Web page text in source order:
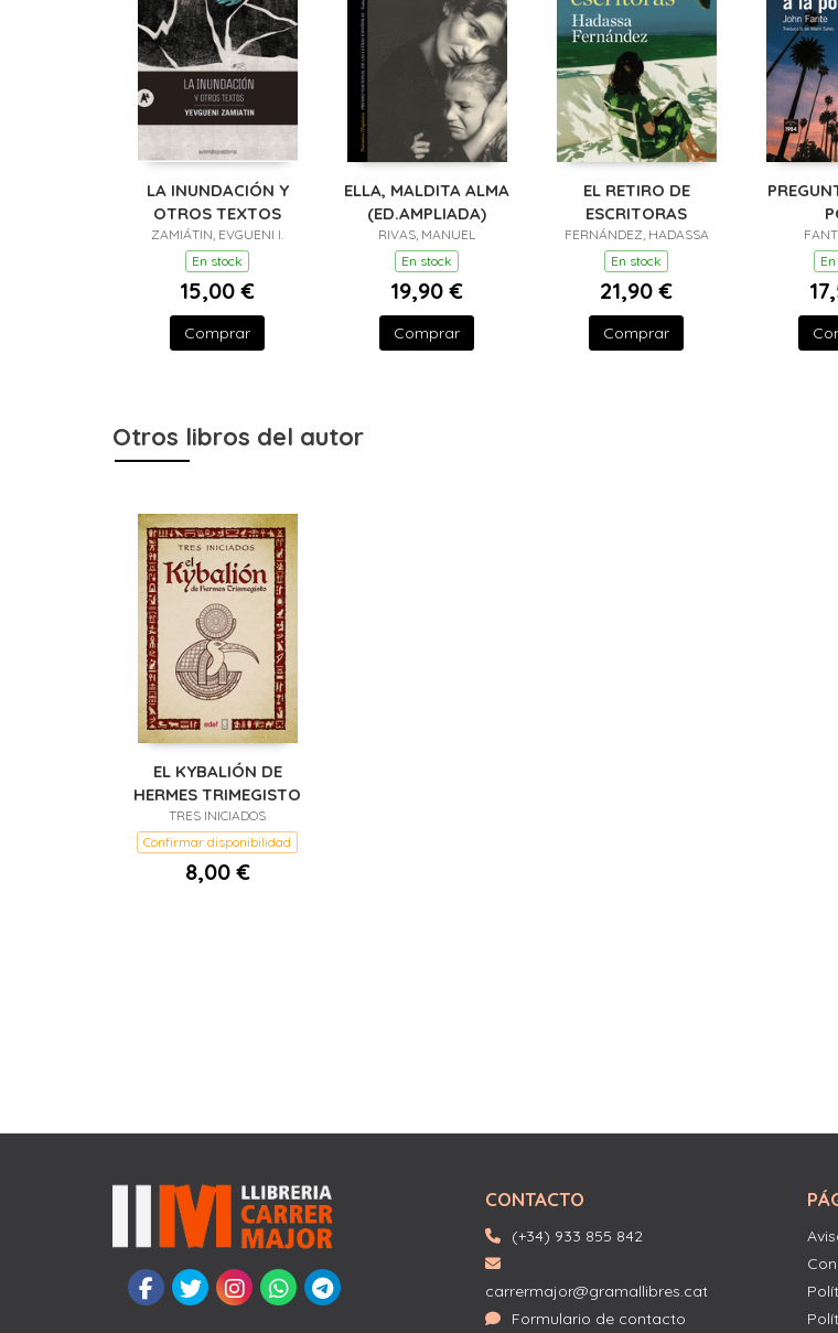
LA INUNDACIÓN Y
OTROS TEXTOS
ZAMIÁTIN, EVGUENI I.
En stock
15,00 €
Comprar
ELLA, MALDITA ALMA
(ED.AMPLIADA)
RIVAS, MANUEL
En stock
19,90 €
Comprar
EL RETIRO DE
ESCRITORAS
FERNÁNDEZ, HADASSA
En stock
21,90 €
Comprar
Otros libros del autor
EL KYBALIÓN DE
HERMES TRIMEGISTO
TRES INICIADOS
Confirmar disponibilidad
8,00 €
CONTACTO
(+34) 933 855 842
carrermajor@gramallibres.cat
Formulario de contacto